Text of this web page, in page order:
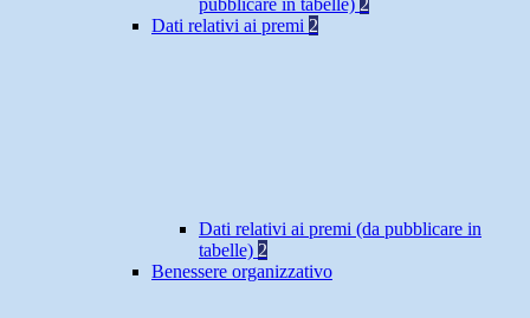
pubblicare in tabelle) 2
Dati relativi ai premi 2
Dati relativi ai premi (da pubblicare in
tabelle) 2
Benessere organizzativo